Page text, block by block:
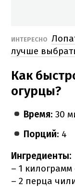
ИНТЕРЕСНО
лучше
Как
огурцы?
Время: 30
Порций: 4
Ингредиенты:
– 1 килограмм
– 2 перца